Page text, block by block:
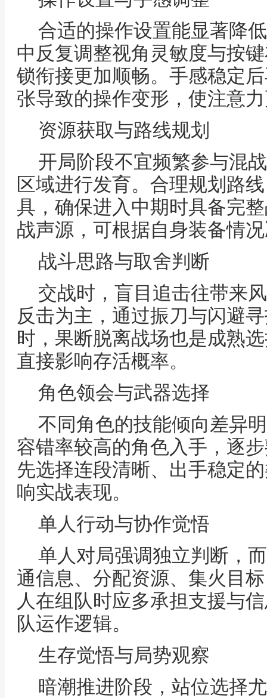
合适的操作设置能显著降
中反复调整视角灵敏度与按
锁衔接更加顺畅。手感稳定
张导致的操作变形，使注意
资源获取与路线规划
开局阶段不宜频繁参与混
区域进行发育。合理规划路
具，确保进入中期时具备完
战声源，可根据自身装备情
战斗思路与取舍判断
交战时，盲目追击往带来
反击为主，通过振刀与闪避
时，果断脱离战场也是成熟
直接影响存活概率。
角色领会与武器选择
不同角色的技能倾向差异
容错率较高的角色入手，逐
先选择连段清晰、出手稳定
响实战表现。
单人行动与协作觉悟
单人对局强调独立判断，
通信息、分配资源、集火目
人在组队时应多承担支援与
队运作逻辑。
生存觉悟与局势观察
暗潮推进阶段，站位选择